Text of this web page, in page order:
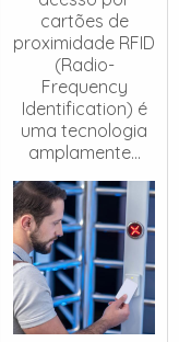
cartões de
proximidade RFID
(Radio-
Frequency
Identification) é
uma tecnologia
amplamente...